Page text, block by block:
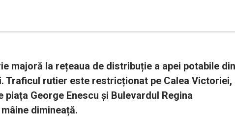
majoră la rețeaua de distribuție a apei potabile din
Traficul rutier este restricționat pe Calea Victoriei,
piața George Enescu și Bulevardul Regina
dimineață.